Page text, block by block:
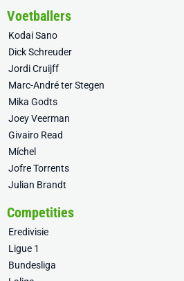
Voetballers
Kodai Sano
Dick Schreuder
Jordi Cruijff
Marc-André ter Stegen
Mika Godts
Joey Veerman
Givairo Read
Míchel
Jofre Torrents
Julian Brandt
Competities
Eredivisie
Ligue 1
Bundesliga